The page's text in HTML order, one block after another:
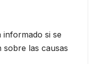
informado si se
sobre las causas